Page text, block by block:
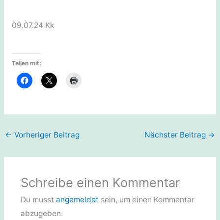
09.07.24 Kk
Teilen mit:
← Vorheriger Beitrag Nächster Beitrag →
Schreibe einen Kommentar
Du musst angemeldet sein, um einen Kommentar
abzugeben.